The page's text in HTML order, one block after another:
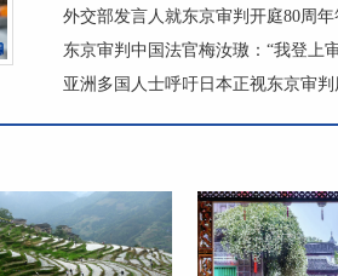
外交部发言人就东京审判开庭80周
东京审判中国法官梅汝璈：“我登上
亚洲多国人士呼吁日本正视东京审